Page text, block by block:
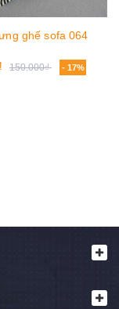
ghế sofa 064
150.000₫ - 17%